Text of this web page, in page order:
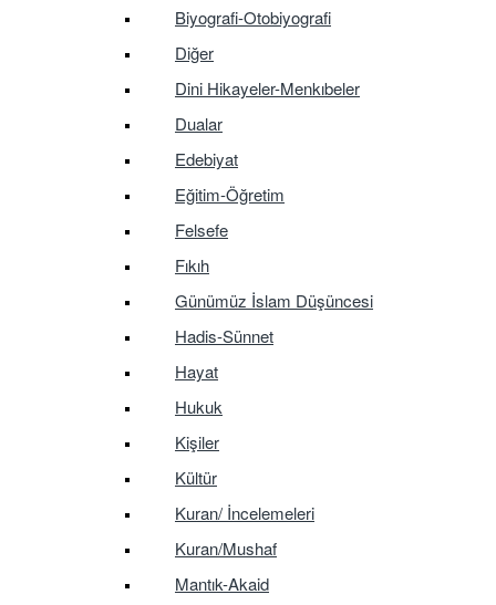
Biyografi-Otobiyografi
Diğer
Dini Hikayeler-Menkıbeler
Dualar
Edebiyat
Eğitim-Öğretim
Felsefe
Fıkıh
Günümüz İslam Düşüncesi
Hadis-Sünnet
Hayat
Hukuk
Kişiler
Kültür
Kuran/ İncelemeleri
Kuran/Mushaf
Mantık-Akaid